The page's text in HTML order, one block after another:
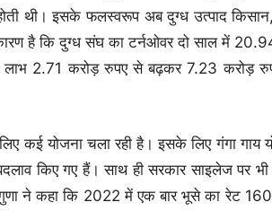
थी। इसके फलस्वरूप अब दुग्ध उत्पाद
है कि दुग्ध संघ का टर्नओवर दो साल में
2.71 करोड़ रुपए से बढ़कर 7.23 करोड़
कई योजना चला रही है। इसके लिए गंगा गाय
किए गए हैं। साथ ही सरकार साइलेज पर भी
ने कहा कि 2022 में एक बार भूसे का रेट